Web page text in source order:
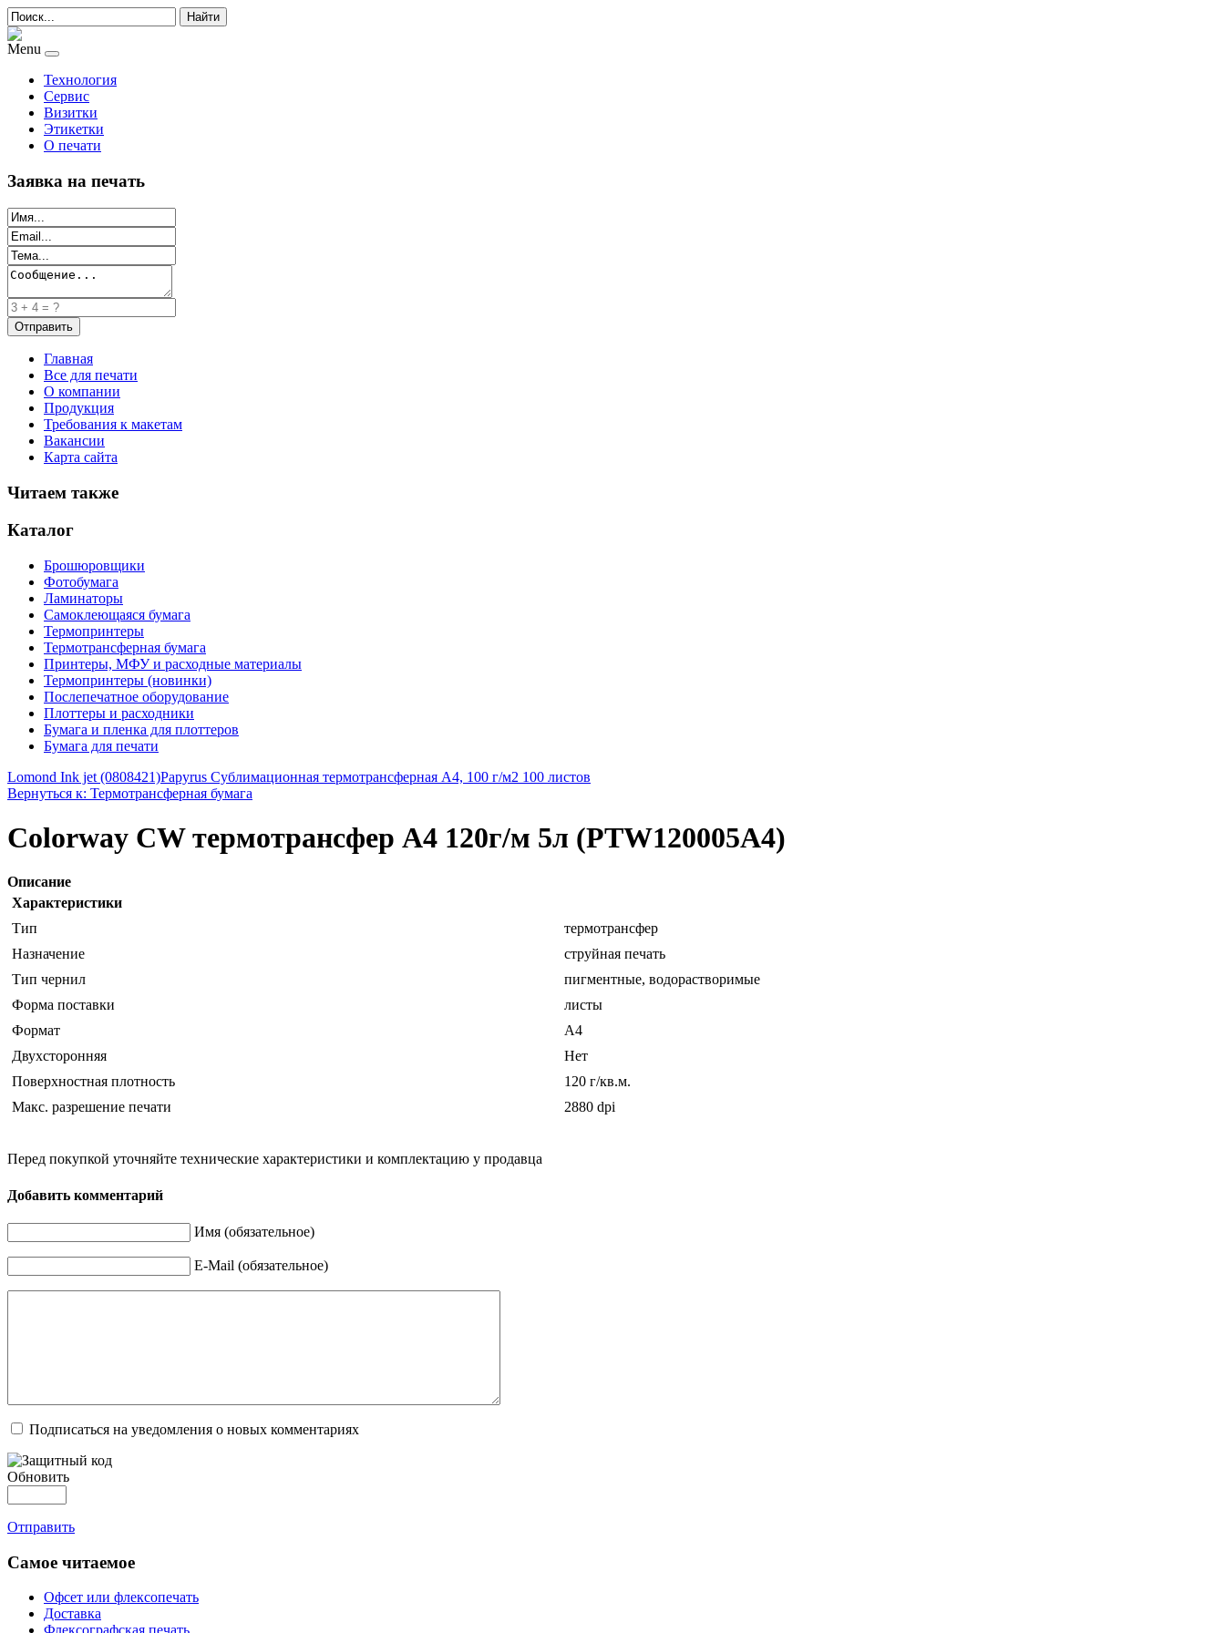
Найти
Menu
Технология
Сервис
Визитки
Этикетки
О печати
Заявка на печать
Главная
Все для печати
О компании
Продукция
Требования к макетам
Вакансии
Карта сайта
Читаем также
Каталог
Брошюровщики
Фотобумага
Ламинаторы
Самоклеющаяся бумага
Термопринтеры
Термотрансферная бумага
Принтеры, МФУ и расходные материалы
Термопринтеры (новинки)
Послепечатное оборудование
Плоттеры и расходники
Бумага и пленка для плоттеров
Бумага для печати
Lomond Ink jet (0808421)Papyrus Сублимационная термотрансферная A4, 100 г/м2 100 листов
Вернуться к: Термотрансферная бумага
Colorway CW термотрансфер А4 120г/м 5л (PTW120005A4)
Описание
Характеристики
Тип
термотрансфер
Назначение
струйная печать
Тип чернил
пигментные, водорастворимые
Форма поставки
листы
Формат
A4
Двухсторонняя
Нет
Поверхностная плотность
120 г/кв.м.
Макс. разрешение печати
2880 dpi
Перед покупкой уточняйте технические характеристики и комплектацию у продавца
Добавить комментарий
Имя (обязательное)
E-Mail (обязательное)
Подписаться на уведомления о новых комментариях
Обновить
Отправить
Самое читаемое
Офсет или флексопечать
Доставка